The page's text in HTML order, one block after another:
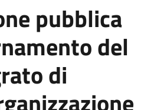
pubblica
del
di